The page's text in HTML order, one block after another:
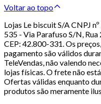
Voltar ao topo
Lojas Le biscuit S/A CNPJ
535 - Via Parafuso S/N,
CEP: 42.800-331. Os
pagamento são válidos
TeleVendas, não valendo
lojas físicas. O frete não
Ofertas válidas enquanto
produtos são meramente